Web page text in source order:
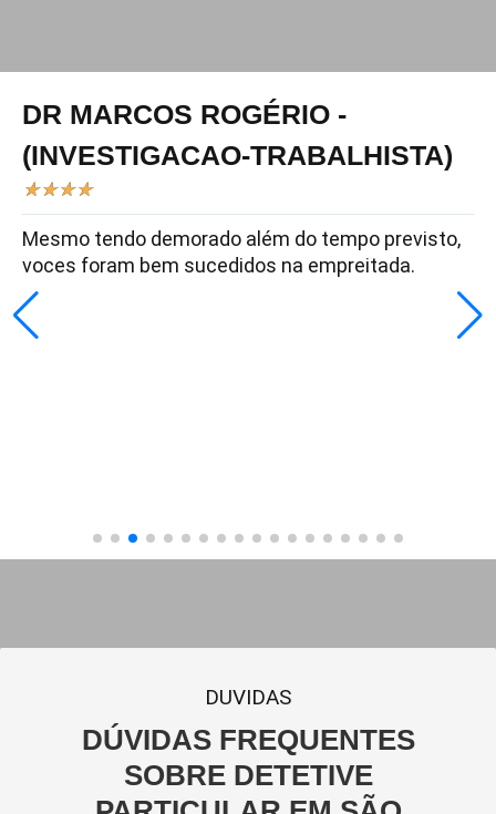
DR MARCOS ROGÉRIO -
(INVESTIGACAO-TRABALHISTA)
★★★★
Mesmo tendo demorado além do tempo previsto,
voces foram bem sucedidos na empreitada.
DUVIDAS
DÚVIDAS FREQUENTES
SOBRE DETETIVE